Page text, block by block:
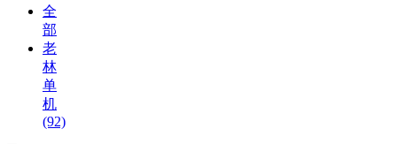
全
部
老
林
单
机
(92)